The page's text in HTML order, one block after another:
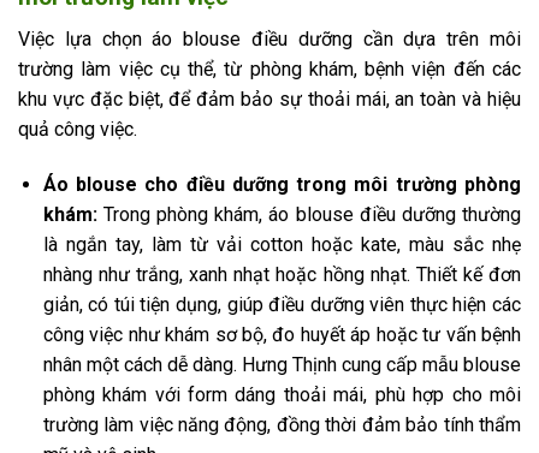
Việc lựa chọn áo blouse điều dưỡng cần dựa trên môi
trường làm việc cụ thể, từ phòng khám, bệnh viện đến các
khu vực đặc biệt, để đảm bảo sự thoải mái, an toàn và hiệu
quả công việc.
Áo blouse cho điều dưỡng trong môi trường phòng
khám: Trong phòng khám, áo blouse điều dưỡng thường
là ngắn tay, làm từ vải cotton hoặc kate, màu sắc nhẹ
nhàng như trắng, xanh nhạt hoặc hồng nhạt. Thiết kế đơn
giản, có túi tiện dụng, giúp điều dưỡng viên thực hiện các
công việc như khám sơ bộ, đo huyết áp hoặc tư vấn bệnh
nhân một cách dễ dàng. Hưng Thịnh cung cấp mẫu blouse
phòng khám với form dáng thoải mái, phù hợp cho môi
trường làm việc năng động, đồng thời đảm bảo tính thẩm